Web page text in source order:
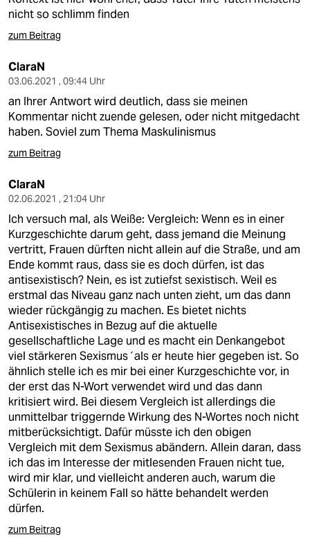
nicht so schlimm finden
zum Beitrag
ClaraN
03.06.2021 , 09:44 Uhr
an Ihrer Antwort wird deutlich, dass sie meinen
Kommentar nicht zuende gelesen, oder nicht mitgedacht
haben. Soviel zum Thema Maskulinismus
zum Beitrag
ClaraN
02.06.2021 , 21:04 Uhr
Ich versuch mal, als Weiße: Vergleich: Wenn es in einer
Kurzgeschichte darum geht, dass jemand die Meinung
vertritt, Frauen dürften nicht allein auf die Straße, und am
Ende kommt raus, dass sie es doch dürfen, ist das
antisexistisch? Nein, es ist zutiefst sexistisch. Weil es
erstmal das Niveau ganz nach unten zieht, um das dann
wieder rückgängig zu machen. Es bietet nichts
Antisexistisches in Bezug auf die aktuelle
gesellschaftliche Lage und es macht ein Denkangebot
viel stärkeren Sexismus´als er heute hier gegeben ist. So
ähnlich stelle ich es mir bei einer Kurzgeschichte vor, in
der erst das N-Wort verwendet wird und das dann
kritisiert wird. Bei diesem Vergleich ist allerdings die
unmittelbar triggernde Wirkung des N-Wortes noch nicht
mitberücksichtigt. Dafür müsste ich den obigen
Vergleich mit dem Sexismus abändern. Allein daran, dass
ich das im Interesse der mitlesenden Frauen nicht tue,
wird mir klar, und vielleicht anderen auch, warum die
Schülerin in keinem Fall so hätte behandelt werden
dürfen.
zum Beitrag